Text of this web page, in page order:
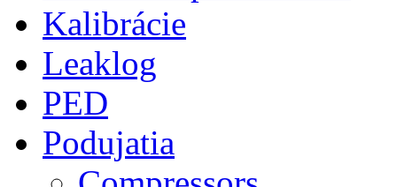
Kalibrácie
Leaklog
PED
Podujatia